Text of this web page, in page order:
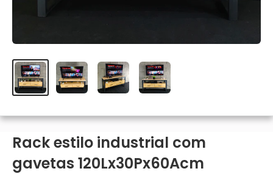
Rack estilo industrial com
gavetas 120Lx30Px60Acm